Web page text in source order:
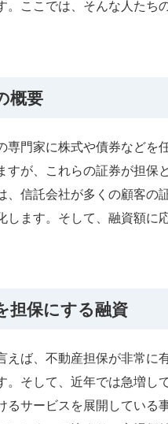
。ここでは、そんな人た
概要
専門家に株式や債券などを
すが、これらの証券が担保
、信託会社が多くの顧客の
します。そして、融資額
担保にする融資
えば、不動産担保が非常に
。そして、近年では急増
るサービスを展開してい